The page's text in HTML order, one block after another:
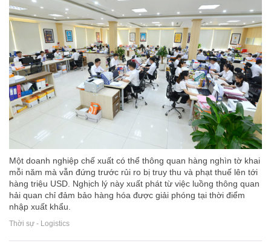
Một doanh nghiệp chế xuất có thể thông quan hàng nghìn tờ khai
mỗi năm mà vẫn đứng trước rủi ro bị truy thu và phạt thuế lên tới
hàng triệu USD. Nghịch lý này xuất phát từ việc luồng thông quan
hải quan chỉ đảm bảo hàng hóa được giải phóng tại thời điểm
nhập xuất khẩu.
Thời sự - Logistics